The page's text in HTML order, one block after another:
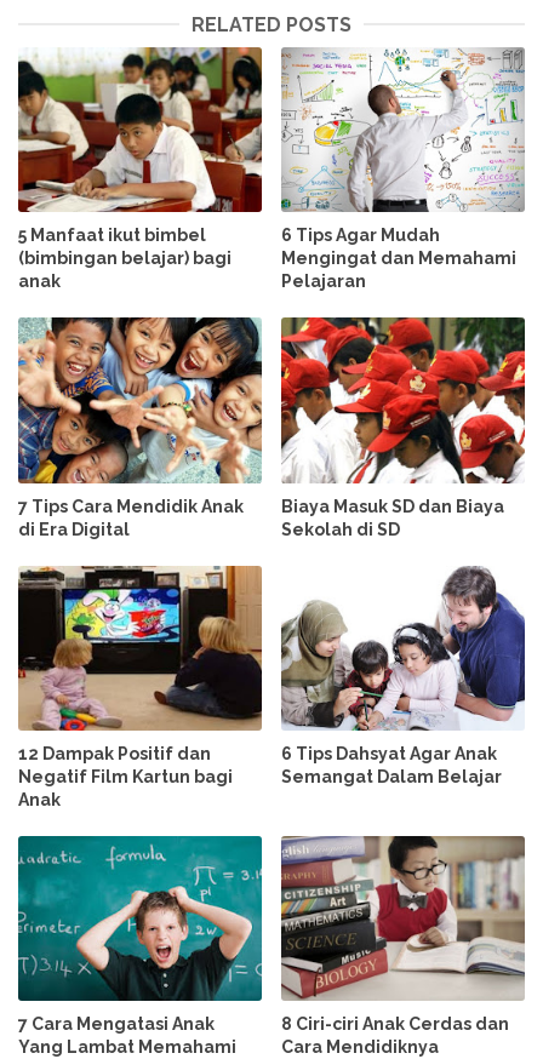
RELATED POSTS
5 Manfaat ikut bimbel
(bimbingan belajar) bagi
anak
6 Tips Agar Mudah
Mengingat dan Memahami
Pelajaran
7 Tips Cara Mendidik Anak
di Era Digital
Biaya Masuk SD dan Biaya
Sekolah di SD
12 Dampak Positif dan
Negatif Film Kartun bagi
Anak
6 Tips Dahsyat Agar Anak
Semangat Dalam Belajar
7 Cara Mengatasi Anak
Yang Lambat Memahami
8 Ciri-ciri Anak Cerdas dan
Cara Mendidiknya